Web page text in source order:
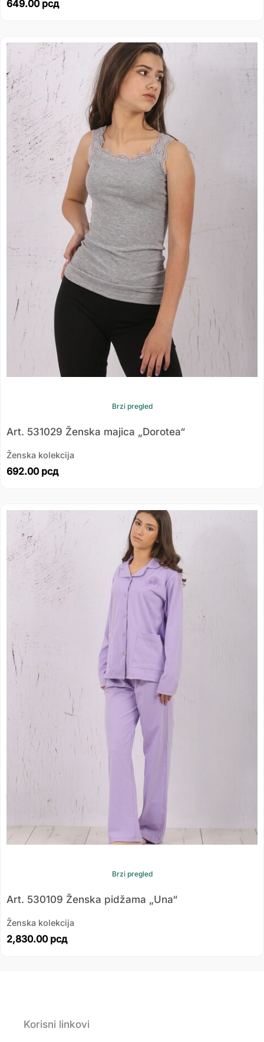
649.00 рсд
Brzi pregled
Art. 531029 Ženska majica „Dorotea“
Ženska kolekcija
692.00 рсд
Brzi pregled
Art. 530109 Ženska pidžama „Una“
Ženska kolekcija
2,830.00 рсд
Korisni linkovi